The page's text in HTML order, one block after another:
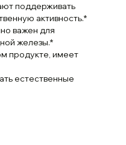
поддерживать
активность.*
важен для
железы.*
продукте, имеет
естественные